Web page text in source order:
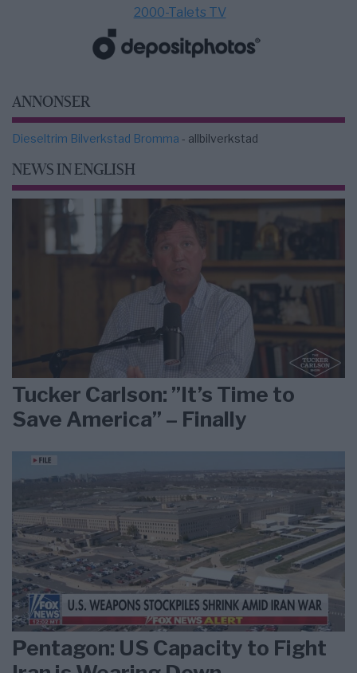
2000-Talets TV
ANNONSER
Dieseltrim Bilverkstad Bromma - allbilverkstad
NEWS IN ENGLISH
Tucker Carlson: ”It’s Time to
Save America” – Finally
Pentagon: US Capacity to Fight